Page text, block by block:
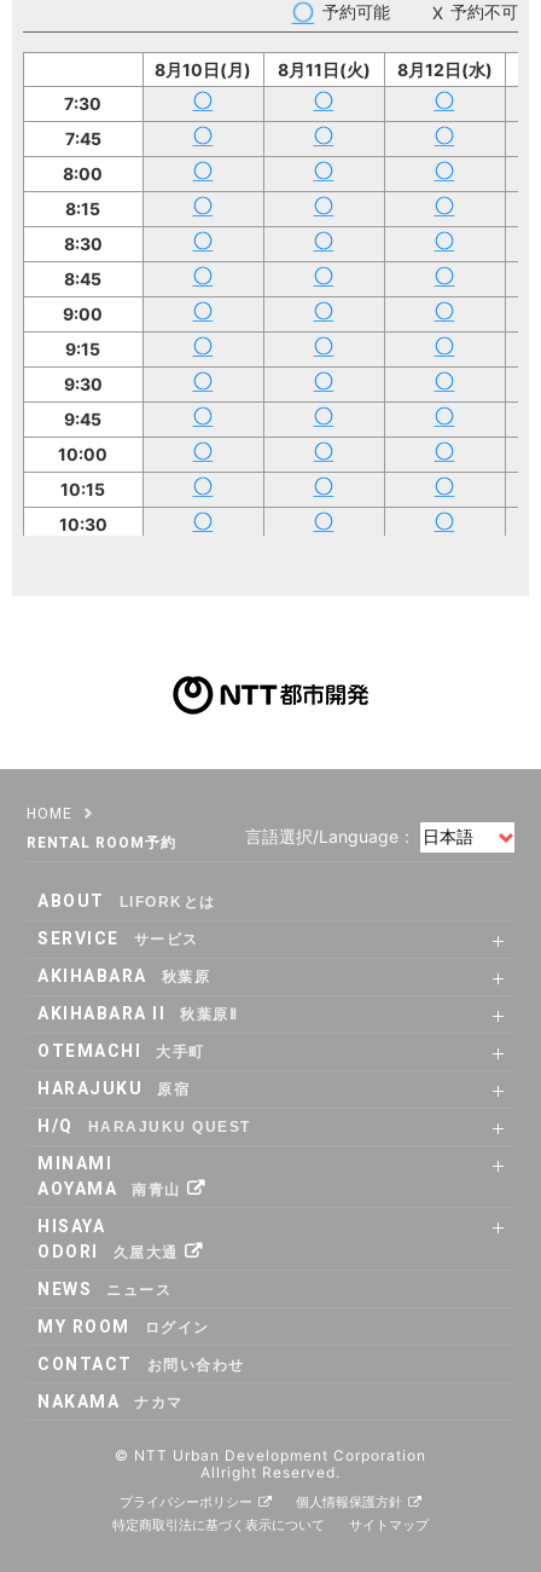
予約可能
予約不可
8月10日(月) 8月11日(火) 8月12日(水)
7:30
7:45
8:00
8:15
8:30
8:45
9:00
9:15
9:30
9:45
10:00
10:15
10:30
12:15
12:30
12:45
13:15
13:30
13:45
14:00
14:15
14:30
14:45
15:00
15:15
15:30
15:45
16:00
16:15
16:30
16:45
HOME
RENTAL ROOM予約
言語選択/Language：
ABOUT LIFORKとは
SERVICE サービス
AKIHABARA 秋葉原
AKIHABARA II 秋葉原Ⅱ
OTEMACHI 大手町
HARAJUKU 原宿
H/Q HARAJUKU QUEST
MINAMI
AOYAMA
南青山
HISAYA
ODORI
久屋大通
NEWS ニュース
MY ROOM ログイン
CONTACT お問い合わせ
NAKAMA ナカマ
© NTT Urban Development Corporation
Allright Reserved.
プライバシーポリシー
個人情報保護方針
特定商取引法に基づく表示について
サイトマップ